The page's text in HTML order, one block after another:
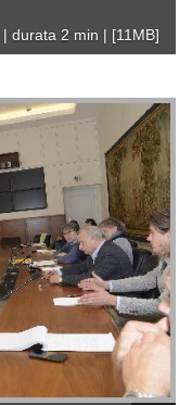
| durata 2 min | [11MB]